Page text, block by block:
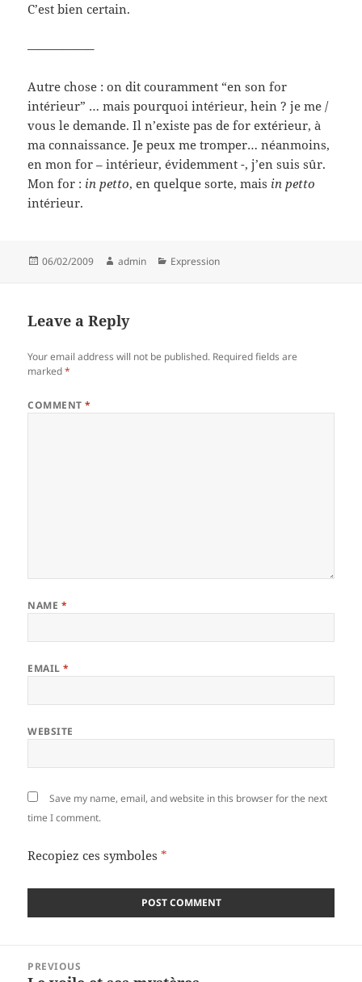
C’est bien certain.
—————–
Autre chose : on dit couramment “en son for
intérieur” … mais pourquoi intérieur, hein ? je me /
vous le demande. Il n’existe pas de for extérieur, à
ma connaissance. Je peux me tromper… néanmoins,
en mon for – intérieur, évidemment -, j’en suis sûr.
Mon for : in petto, en quelque sorte, mais in petto
intérieur.
Posted
06/02/2009 Author
admin Categories
Expression
Leave a Reply
Your email address will not be published. Required fields are
marked*
COMMENT*
NAME *
EMAIL*
WEBSITE
Save my name, email, and website in this browser for the next
time I comment.
Recopiez ces symboles *
navigation
PREVIOUS